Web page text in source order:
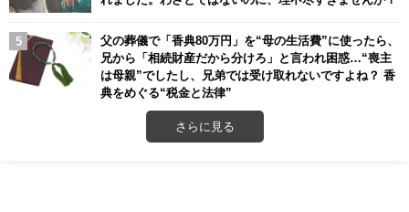
父の葬儀で「香典80万円」を“母の生活費”に使ったら、
兄から「相続財産だから分けろ」と言われ困惑…“喪主
は母親”でしたし、兄弟では受け取れないですよね？ 香
典をめぐる“税金と法律”
さらに見る